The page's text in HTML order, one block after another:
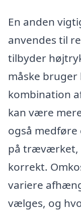
En anden
anvendes til
tilbyder
måske bruger
kombination
kan være
også
på træværket,
korrekt.
variere
vælges, og